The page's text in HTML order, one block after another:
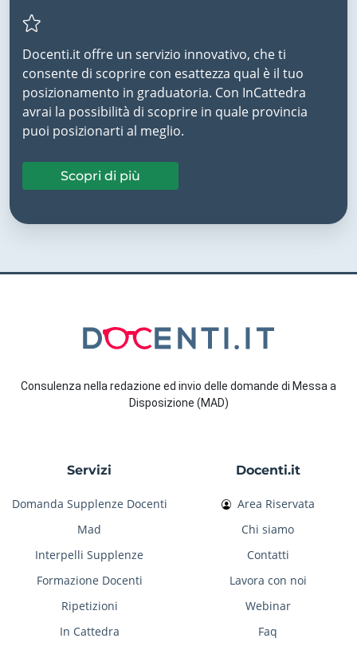
Docenti.it offre un servizio innovativo, che ti
consente di scoprire con esattezza qual è il tuo
posizionamento in graduatoria. Con InCattedra
avrai la possibilità di scoprire in quale provincia
puoi posizionarti al meglio.
Scopri di più
Consulenza nella redazione ed invio delle domande di Messa a
Disposizione (MAD)
Servizi
Domanda Supplenze Docenti
Mad
Interpelli Supplenze
Formazione Docenti
Ripetizioni
In Cattedra
Docenti.it
Area Riservata
Chi siamo
Contatti
Lavora con noi
Webinar
Faq